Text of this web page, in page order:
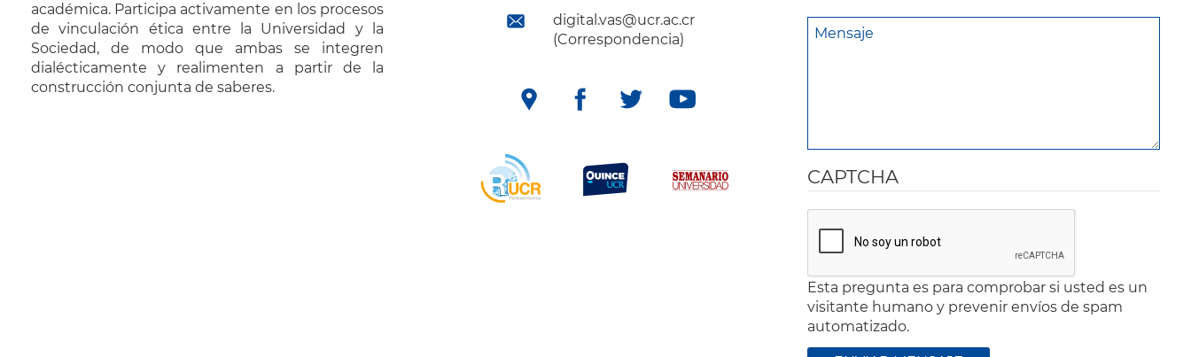
académica. Participa activamente en los procesos
de vinculación ética entre la Universidad y la
Sociedad, de modo que ambas se integren
dialécticamente y realimenten a partir de la
construcción conjunta de saberes.
digital.vas@ucr.ac.cr
(Correspondencia)
CAPTCHA
Esta pregunta es para comprobar si usted es un
visitante humano y prevenir envíos de spam
automatizado.